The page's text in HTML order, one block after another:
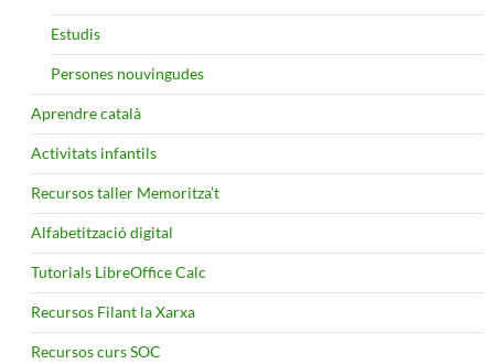
Estudis
Persones nouvingudes
Aprendre català
Activitats infantils
Recursos taller Memoritza’t
Alfabetització digital
Tutorials LibreOffice Calc
Recursos Filant la Xarxa
Recursos curs SOC